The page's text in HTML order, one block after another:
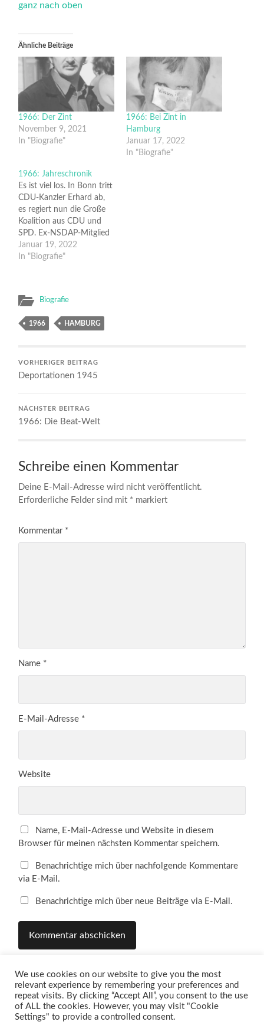
ganz nach oben
Ähnliche Beiträge
1966: Der Zint
November 9, 2021
In "Biografie"
1966: Bei Zint in
Hamburg
Januar 17, 2022
In "Biografie"
1966: Jahreschronik
Es ist viel los. In Bonn tritt
CDU-Kanzler Erhard ab,
es regiert nun die Große
Koalition aus CDU und
SPD. Ex-NSDAP-Mitglied
Kiesinger und der Anti-
Nazi Brandt arbeiten
einer
"Außerparlamentarischen
Opposition" auf, der APO.
provoziert…
Januar 19, 2022
In "Biografie"
Biografie
1966 HAMBURG
VORHERIGER BEITRAG
Deportationen 1945
NÄCHSTER BEITRAG
1966: Die Beat-Welt
Schreibe einen Kommentar
Deine E-Mail-Adresse wird nicht veröffentlicht.
Erforderliche Felder sind mit * markiert
Kommentar *
Name *
E-Mail-Adresse *
Website
Name, E-Mail-Adresse und Website in diesem
Browser für meinen nächsten Kommentar speichern.
Benachrichtige mich über nachfolgende Kommentare
via E-Mail.
Benachrichtige mich über neue Beiträge via E-Mail.
We use cookies on our website to give you the most
relevant experience by remembering your preferences and
repeat visits. By clicking “Accept All”, you consent to the use
of ALL the cookies. However, you may visit "Cookie
Settings" to provide a controlled consent.